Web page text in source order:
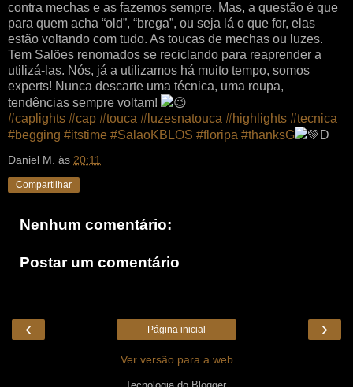
contra mechas e as fazemos sempre. Mas, a questão é que
para quem acha “old”, “brega”, ou seja lá o que for, elas
estão voltando com tudo. As toucas de mechas ou luzes.
Tem Salões renomados se reciclando para reaprender a
utilizá-las. Nós, já a utilizamos há muito tempo, somos
experts! Nunca descarte uma técnica, uma roupa,
tendências sempre voltam!
😉
#caplights #cap #touca #luzesnatouca #highlights #tecnica
#begging #itstime #SalaoKBLOS #floripa #thanksG 💚D
Daniel M. às 20:11
Compartilhar
Nenhum comentário:
Postar um comentário
‹ ›
Página inicial
Ver versão para a web